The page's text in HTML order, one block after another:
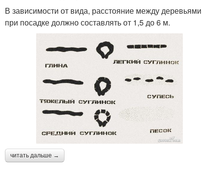
В зависимости от вида, расстояние между деревьями
при посадке должно составлять от 1,5 до 6 м.
читать дальше →